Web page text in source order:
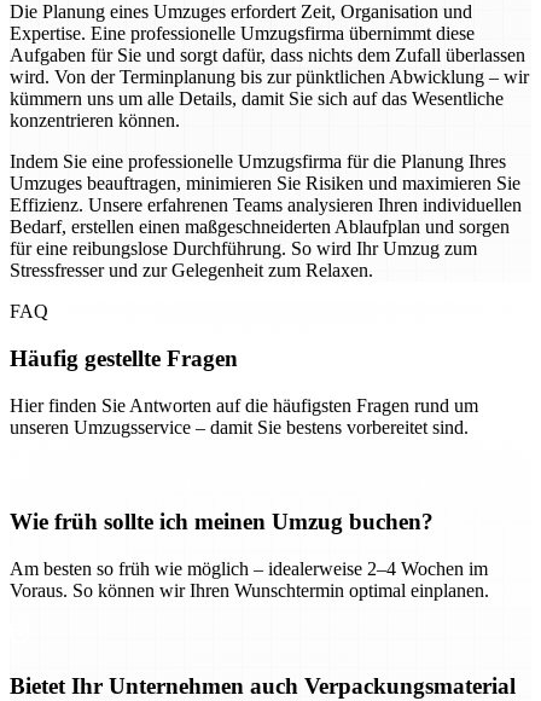
Die Planung eines Umzuges erfordert Zeit, Organisation und
Expertise. Eine professionelle Umzugsfirma übernimmt diese
Aufgaben für Sie und sorgt dafür, dass nichts dem Zufall überlassen
wird. Von der Terminplanung bis zur pünktlichen Abwicklung – wir
kümmern uns um alle Details, damit Sie sich auf das Wesentliche
konzentrieren können.
Indem Sie eine professionelle Umzugsfirma für die Planung Ihres
Umzuges beauftragen, minimieren Sie Risiken und maximieren Sie
Effizienz. Unsere erfahrenen Teams analysieren Ihren individuellen
Bedarf, erstellen einen maßgeschneiderten Ablaufplan und sorgen
für eine reibungslose Durchführung. So wird Ihr Umzug zum
Stressfresser und zur Gelegenheit zum Relaxen.
FAQ
Häufig gestellte Fragen
Hier finden Sie Antworten auf die häufigsten Fragen rund um
unseren Umzugsservice – damit Sie bestens vorbereitet sind.
Wie früh sollte ich meinen Umzug buchen?
Am besten so früh wie möglich – idealerweise 2–4 Wochen im
Voraus. So können wir Ihren Wunschtermin optimal einplanen.
Bietet Ihr Unternehmen auch Verpackungsmaterial